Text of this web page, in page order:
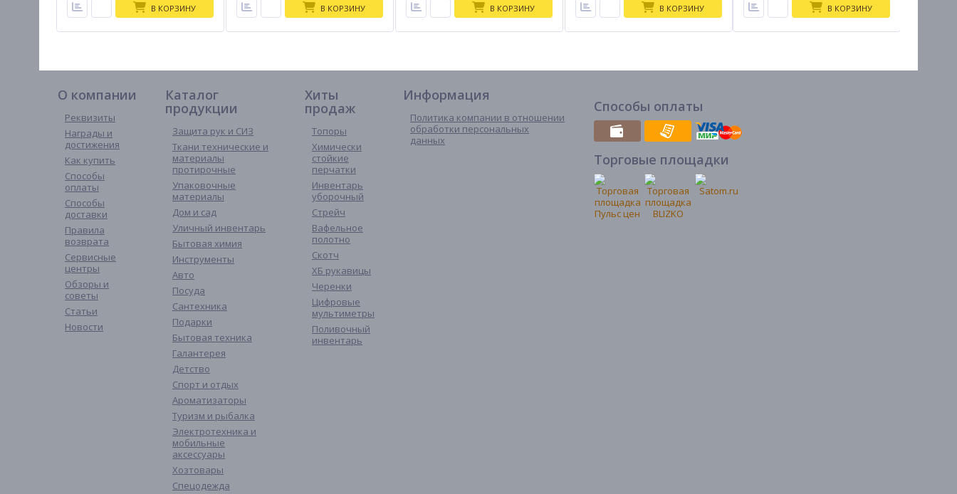
В КОРЗИНУ В КОРЗИНУ В КОРЗИНУ В КОРЗИНУ В КОРЗИНУ
О компании
Реквизиты
Награды и
достижения
Как купить
Способы
оплаты
Способы
доставки
Правила
возврата
Сервисные
центры
Обзоры и
советы
Статьи
Новости
Каталог
продукции
Защита рук и СИЗ
Ткани технические и
материалы
протирочные
Упаковочные
материалы
Дом и сад
Уличный инвентарь
Бытовая химия
Инструменты
Авто
Посуда
Сантехника
Подарки
Бытовая техника
Галантерея
Детство
Спорт и отдых
Ароматизаторы
Туризм и рыбалка
Электротехника и
мобильные
аксессуары
Хозтовары
Спецодежда
Хиты
продаж
Топоры
Химически
стойкие
перчатки
Инвентарь
уборочный
Стрейч
Вафельное
полотно
Скотч
ХБ рукавицы
Черенки
Цифровые
мультиметры
Поливочный
инвентарь
Информация
Политика компании в отношении
обработки персональных
данных
Способы оплаты
Торговые площадки